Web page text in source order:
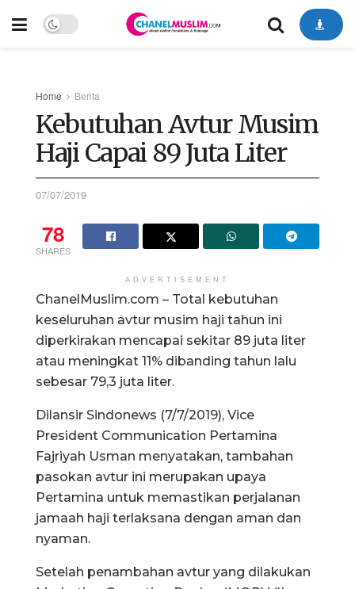
Home Berita
Kebutuhan Avtur Musim
Haji Capai 89 Juta Liter
07/07/2019
78
SHARES
ADVERTISEMENT
ChanelMuslim.com – Total kebutuhan
keseluruhan avtur musim haji tahun ini
diperkirakan mencapai sekitar 89 juta liter
atau meningkat 11% dibanding tahun lalu
sebesar 79,3 juta liter.
Dilansir Sindonews (7/7/2019), Vice
President Communication Pertamina
Fajriyah Usman menyatakan, tambahan
pasokan avtur ini merupakan upaya
Pertamina untuk memastikan perjalanan
jamaah haji terlaksana dengan aman dan
nyaman.
Setelah penambahan avtur yang dilakukan